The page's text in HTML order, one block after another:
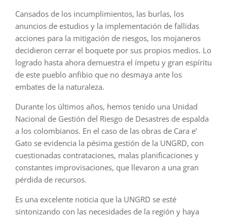
Cansados de los incumplimientos, las burlas, los
anuncios de estudios y la implementación de fallidas
acciones para la mitigación de riesgos, los mojaneros
decidieron cerrar el boquete por sus propios medios. Lo
logrado hasta ahora demuestra el ímpetu y gran espíritu
de este pueblo anfibio que no desmaya ante los
embates de la naturaleza.
Durante los últimos años, hemos tenido una Unidad
Nacional de Gestión del Riesgo de Desastres de espalda
a los colombianos. En el caso de las obras de Cara e’
Gato se evidencia la pésima gestión de la UNGRD, con
cuestionadas contrataciones, malas planificaciones y
constantes improvisaciones, que llevaron a una gran
pérdida de recursos.
Es una excelente noticia que la UNGRD se esté
sintonizando con las necesidades de la región y haya